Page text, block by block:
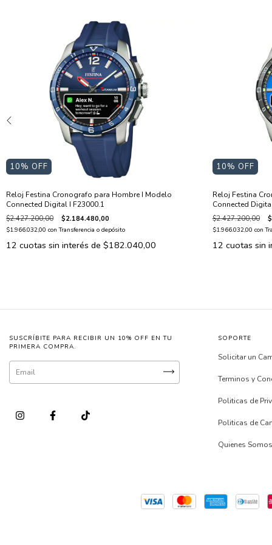
10% OFF
Reloj Festina Cronografo para Hombre I Modelo
Connected Digital I F23000.1
$2.427.200,00 $2.184.480,00
$1.966.032,00 con Transferencia o depósito
12 cuotas sin interés de $182.040,00
10% OFF
Reloj Festina
Connected
$2.427.200,00
$1.966.032,00 con
12 cuotas sin
SUSCRÍBITE PARA RECIBIR UN 10% OFF EN TU
PRIMERA COMPRA.
SOPORTE
Solicitar un
Terminos y
Politicas de
Politicas de
Quienes